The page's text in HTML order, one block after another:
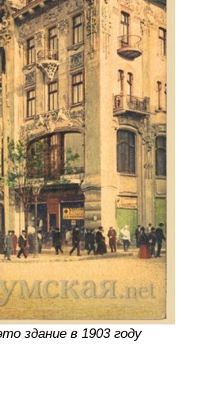
здание в 1903 году